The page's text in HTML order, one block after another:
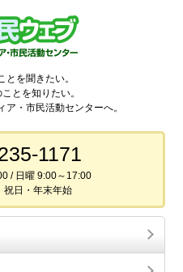
とを聞きたい。
とを知りたい。
・市民活動センターへ。
1171
/ 日曜 9:00～17:00
日・年末年始